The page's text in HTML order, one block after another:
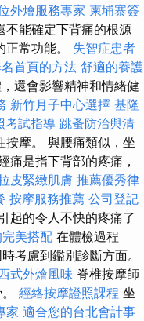
外燴服務專家 柬埔寨簽
不能確定下背痛的根源
常功能。 失智症患者
首頁的方法 舒適的養護
還會影響精神和情緒健
新竹月子中心選擇 基隆
考試指導 跳蚤防治與清
按摩。 與腰痛類似，坐
痛是指下背部的疼痛，
皮緊緻肌膚 推薦優秀律
按摩服務推薦 公司登記
起的令人不快的疼痛了
美搭配 在體檢過程
考慮到鑑別診斷方面。
式外燴風味 脊椎按摩師
經絡按摩證照課程 坐
家 適合您的台北會計事